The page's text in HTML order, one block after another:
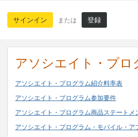
サインイン または 登録
アソシエイト・プロ
アソシエイト・プログラム紹介料率表
アソシエイト・プログラム参加要件
アソシエイト・プログラム商品ステートメ
アソシエイト・プログラム・モバイル・ア